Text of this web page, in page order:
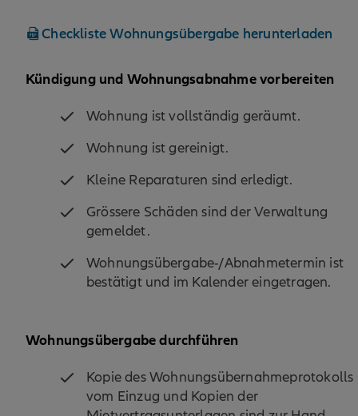
Checkliste Wohnungsübergabe herunterladen
Kündigung und Wohnungsabnahme vorbereiten
Wohnung ist vollständig geräumt.
Wohnung ist gereinigt.
Kleine Reparaturen sind erledigt.
Grössere Schäden sind der Verwaltung
gemeldet.
Wohnungsübergabe-/Abnahmetermin ist
bestätigt und im Kalender eingetragen.
Wohnungsübergabe durchführen
Kopie des Wohnungsübernahmeprotokolls
vom Einzug und Kopien der